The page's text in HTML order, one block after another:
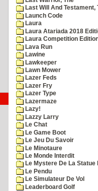
Last Will And Testament,
Launch Code
Laura
Laura Atariada 2018
Laura Competition
Lava Run
Lawine
Lawkeeper
Lawn Mower
Lazer Feds
Lazer Fry
Lazer Type
Lazermaze
Lazy!
Lazzy Larry
Le Chat
Le Game Boot
Le Jeu Du Savoir
Le Minotaure
Le Monde Interdit
Le Mystere De La Statue
Le Pendu
Le Simulateur De Vol
Leaderboard Golf